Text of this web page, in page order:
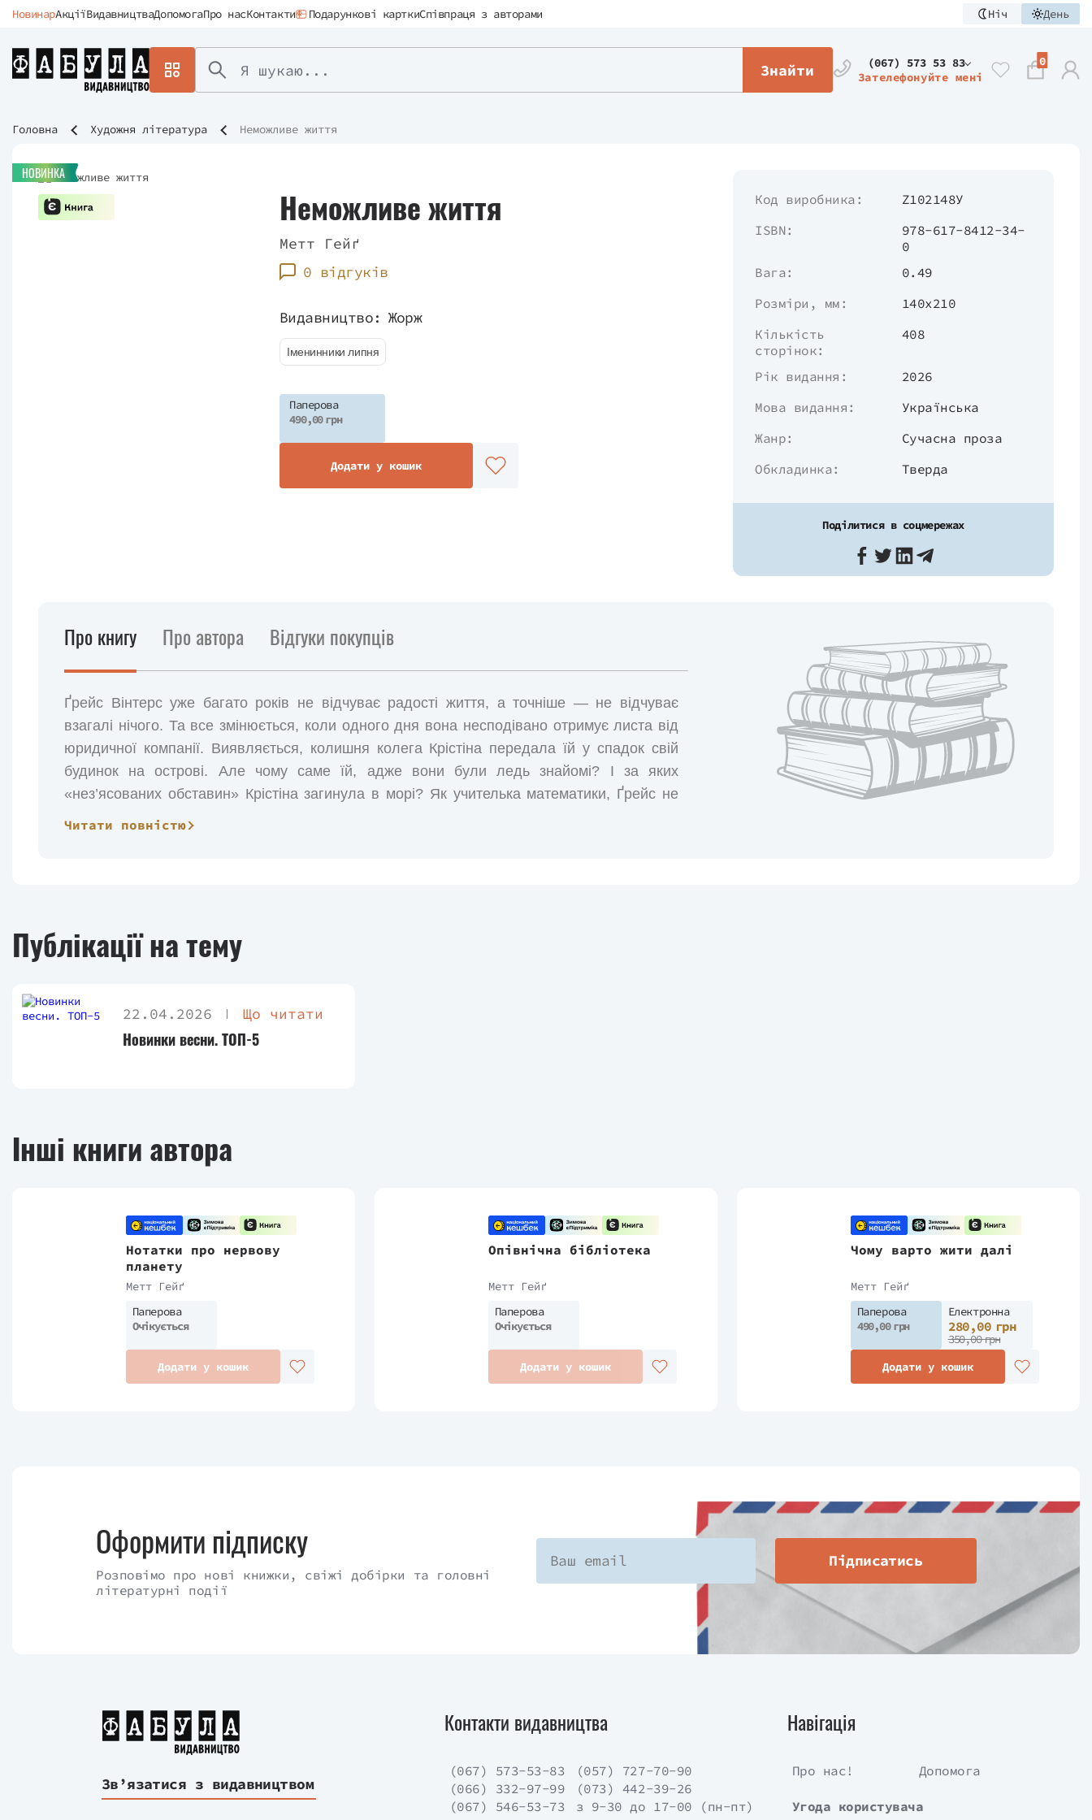
НовинарАкціїВидавництваДопомогаПро насКонтакти Подарункові карткиСпівпраця з авторами Ніч День
Знайти
(067) 573 53 83
Зателефонуйте мені
0
Головна Художня література Неможливе життя
НОВИНКА
Неможливе життя
Метт Гейґ
0 відгуків
Видавництво: Жорж
Іменинники липня
Паперова
490,00 грн
Додати у кошик
Код виробника:
Z102148У
ISBN:
978-617-8412-34-
0
Вага:
0.49
Розміри, мм:
140х210
Кількість
сторінок:
408
Рік видання:
2026
Мова видання:
Українська
Жанр:
Сучасна проза
Обкладинка:
Тверда
Поділитися в соцмережах
Про книгу Про автора Відгуки покупців
Ґрейс Вінтерс уже багато років не відчуває радості життя, а точніше — не відчуває
взагалі нічого. Та все змінюється, коли одного дня вона несподівано отримує листа від
юридичної компанії. Виявляється, колишня колега Крістіна передала їй у спадок свій
будинок на острові. Але чому саме їй, адже вони були ледь знайомі? І за яких
«нез’ясованих обставин» Крістіна загинула в морі? Як учителька математики, Ґрейс не
звикла залишати питання без відповідей. Тож, зібравши валізу й купивши квиток в один
Читати повністю
Публікації на тему
22.04.2026 Що читати
Новинки весни. ТОП-5
Інші книги автора
Нотатки про нервову
планету
Метт Гейґ
Паперова
Очікується
Додати у кошик
Опівнічна бібліотека
Метт Гейґ
Паперова
Очікується
Додати у кошик
Чому варто жити далі
Метт Гейґ
Паперова
490,00 грн
Електронна
280,00 грн
350,00 грн
Додати у кошик
Оформити підписку
Розповімо про нові книжки, свіжі добірки та головні
літературні події
Підписатись
Зв’язатися з видавництвом
Контакти видавництва
(067) 573-53-83
(057) 727-70-90
(066) 332-97-99
(073) 442-39-26
(067) 546-53-73
з 9-30 до 17-00 (пн-пт)
Навігація
Про нас! Допомога
Угода користувача